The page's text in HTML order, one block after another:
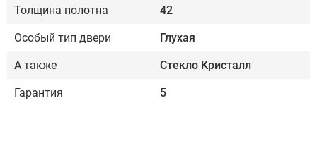
Толщина полотна 42
Особый тип двери Глухая
А также Стекло Кристалл
Гарантия 5